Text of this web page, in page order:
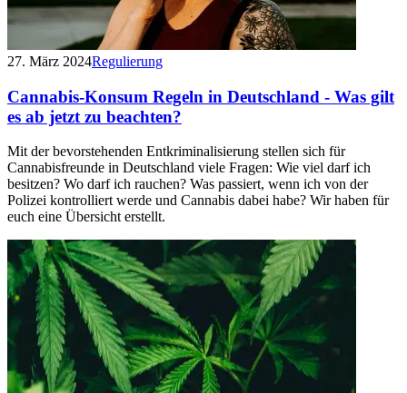
27. März 2024Regulierung
Cannabis-Konsum Regeln in Deutschland - Was gilt
es ab jetzt zu beachten?
Mit der bevorstehenden Entkriminalisierung stellen sich für
Cannabisfreunde in Deutschland viele Fragen: Wie viel darf ich
besitzen? Wo darf ich rauchen? Was passiert, wenn ich von der
Polizei kontrolliert werde und Cannabis dabei habe? Wir haben für
euch eine Übersicht erstellt.